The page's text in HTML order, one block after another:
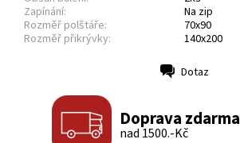
Zapínání:
Na zip
Rozměř polštáře:
70x90
Rozměř přikrývky:
140x200
Dotaz
Doprava zdarma
nad 1500.-Kč